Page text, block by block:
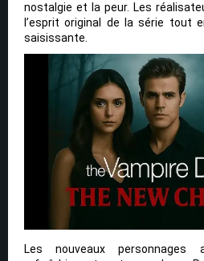
nostalgie et la peur. Les
l’esprit original de la série tout
saisissante.
Les nouveaux personnages